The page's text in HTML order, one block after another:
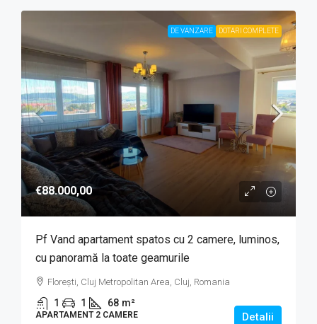
DE VANZARE DOTARI COMPLETE
€88.000,00
Pf Vand apartament spatos cu 2 camere, luminos,
cu panoramă la toate geamurile
Florești, Cluj Metropolitan Area, Cluj, Romania
1 1 68 m²
APARTAMENT 2 CAMERE Detalii